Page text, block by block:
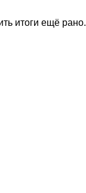
итоги ещё рано.